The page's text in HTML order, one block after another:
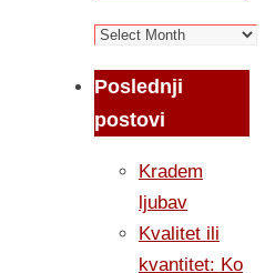
Arhiva
Poslednji
postovi
Kradem
ljubav
Kvalitet ili
kvantitet: Ko